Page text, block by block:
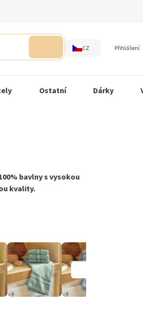
CZ Přihlášení
Ostatní Dárky
bavlny s vysokou
kvality.